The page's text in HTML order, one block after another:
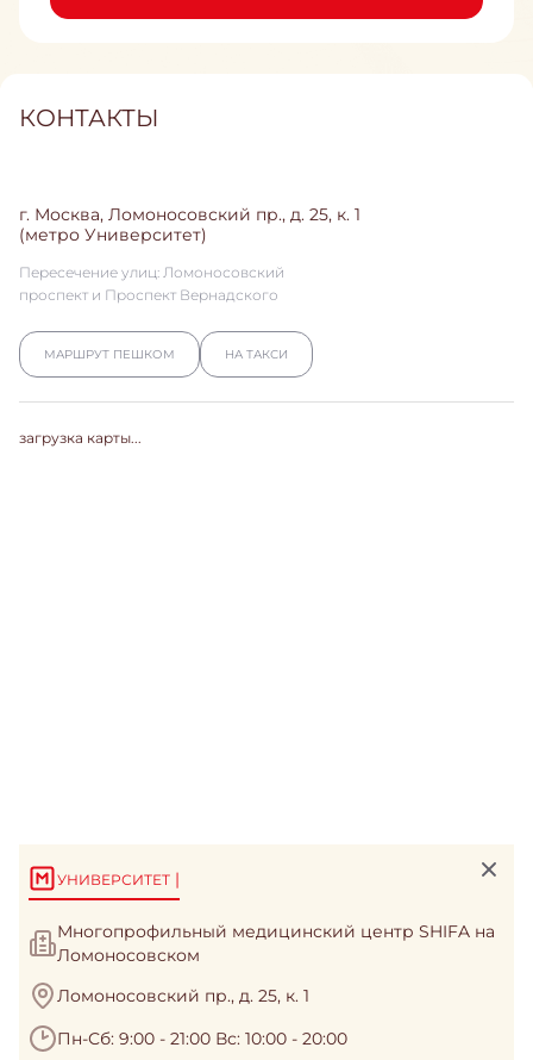
КОНТАКТЫ
г. Москва, Ломоносовский пр., д. 25, к. 1
(метро Университет)
Пересечение улиц: Ломоносовский
проспект и Проспект Вернадского
МАРШРУТ ПЕШКОМ НА ТАКСИ
загрузка карты...
УНИВЕРСИТЕТ |
Многопрофильный медицинский центр SHIFA на
Ломоносовском
Ломоносовский пр., д. 25, к. 1
Пн-Сб: 9:00 - 21:00 Вс: 10:00 - 20:00